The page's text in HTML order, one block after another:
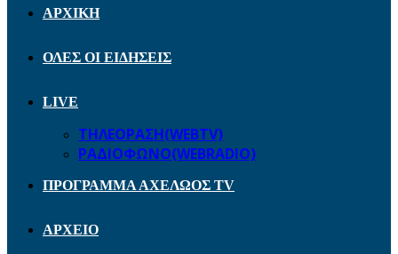
ΑΡΧΙΚΗ
ΟΛΕΣ ΟΙ ΕΙΔΗΣΕΙΣ
LIVE
ΤΗΛΕΟΡΑΣΗ(WEBTV)
ΡΑΔΙΟΦΩΝΟ(WEBRADIO)
ΠΡΟΓΡΑΜΜΑ ΑΧΕΛΩΟΣ TV
ΑΡΧΕΙΟ